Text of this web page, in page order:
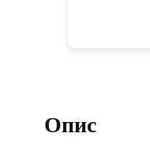
Опис